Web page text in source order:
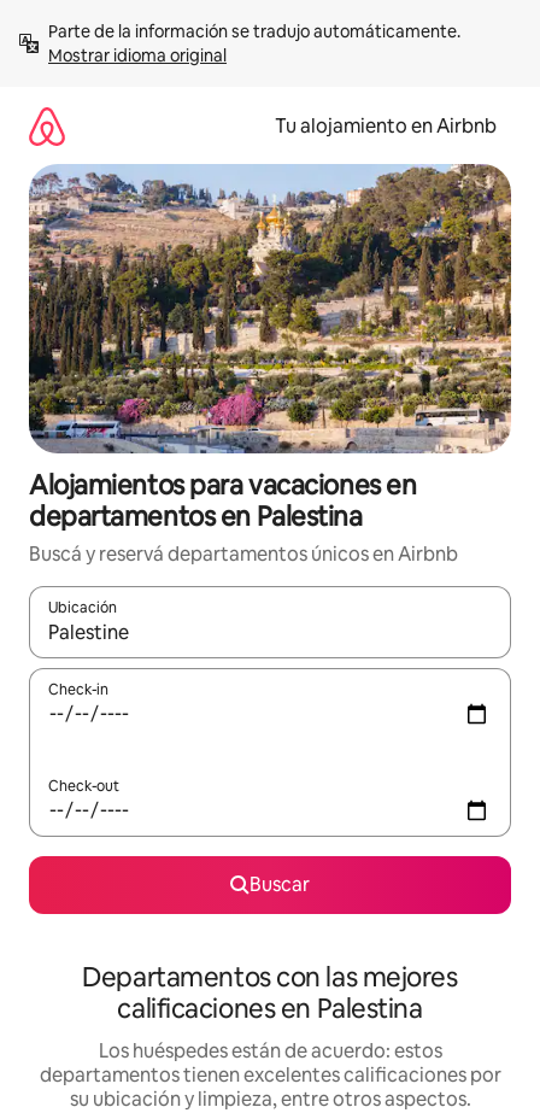
contenidoMostrar idioma original
Tu alojamiento en Airbnb
Alojamientos para vacaciones en
departamentos en Palestina
Buscá y reservá departamentos únicos en Airbnb
Ubicación
Cuando los resultados estén disponibles, navegá con las
Check-in
Check-out
Buscar
Departamentos con las mejores
calificaciones en Palestina
Los huéspedes están de acuerdo: estos
departamentos tienen excelentes calificaciones por
su ubicación y limpieza, entre otros aspectos.